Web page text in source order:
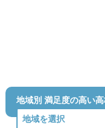
地域別 満足度の高い